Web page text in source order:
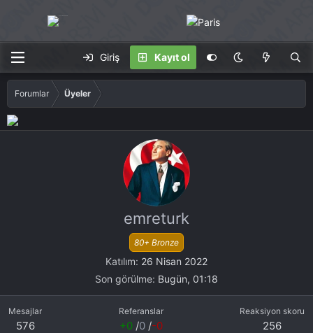
Giriş Kayıt ol
Forumlar Üyeler
emreturk
80+ Bronze
Katılım 26 Nisan 2022
Son görülme Bugün, 01:18
Mesajlar
576
Referanslar
+0/0/-0
Reaksiyon skoru
256